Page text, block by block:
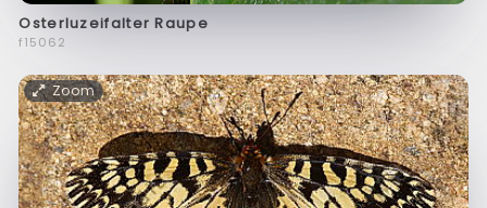
Osterluzeifalter Raupe
f15062
Zoom